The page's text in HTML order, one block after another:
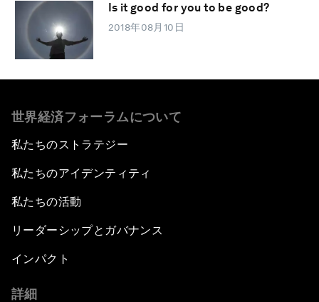
Is it good for you to be good?
2018年08月10日
世界経済フォーラムについて
私たちのストラテジー
私たちのアイデンティティ
私たちの活動
リーダーシップとガバナンス
インパクト
詳細